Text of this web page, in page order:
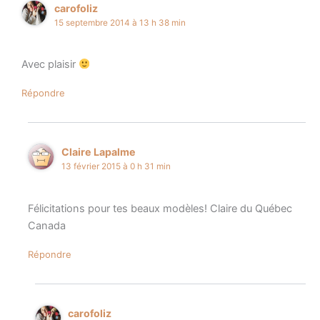
carofoliz
15 septembre 2014 à 13 h 38 min
Avec plaisir
Répondre
Claire Lapalme
13 février 2015 à 0 h 31 min
Félicitations pour tes beaux modèles! Claire du Québec
Canada
Répondre
carofoliz